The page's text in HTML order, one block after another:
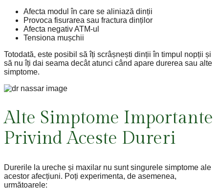
Afecta modul în care se aliniază dinții
Provoca fisurarea sau fractura dinților
Afecta negativ ATM-ul
Tensiona mușchii
Totodată, este posibil să îți scrâșnești dinții în timpul nopții și
să nu îți dai seama decât atunci când apare durerea sau alte
simptome.
Alte Simptome Importante
Privind Aceste Dureri
Durerile la ureche și maxilar nu sunt singurele simptome ale
acestor afecțiuni. Poți experimenta, de asemenea,
următoarele: